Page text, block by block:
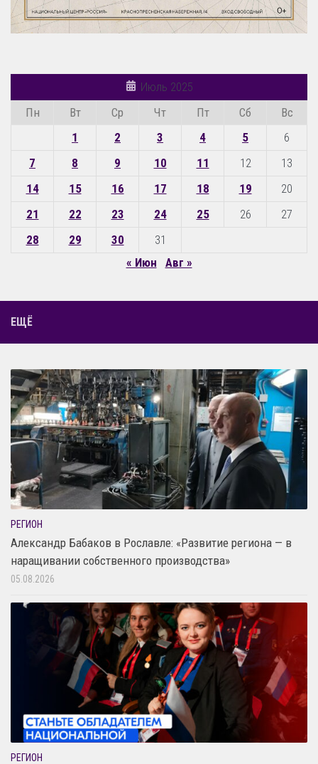
Июль 2025
Пн
Вт Ср Чт Пт Сб
Вс
1
2 3 4 5
6
7
8 9 10 11 12
13
14
15 16 17 18 19
20
21
22 23 24 25 26
27
28
29 30
31
« Июн
Авг »
ЕЩЁ
РЕГИОН
Александр Бабаков в Рославле: «Развитие региона — в
наращивании собственного производства»
05.08.2026
РЕГИОН